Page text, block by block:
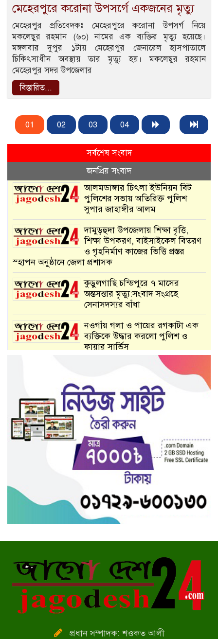
মেহেরপুরে করোনা উপসর্গে একজনের মৃত্যু
মেহেরপুর প্রতিবেদকঃ মেহেরপুরে করোনা উপসর্গ নিয়ে
মকলেছুর রহমান (৬০) নামের এক ব্যক্তির মৃত্যু হয়েছে।
মঙ্গলবার দুপুর ১টায় মেহেরপুর জেনারেল হাসপাতালে
চিকিৎসাধীন অবস্থায় তার মৃত্যু হয়। মকলেছুর রহমান
মেহেরপুর সদর উপজেলার
বিস্তারিত...
01 02 03 04
সর্বশেষ সংবাদ
জনপ্রিয় সংবাদ
আলমডাঙ্গার চিৎলা ইউনিয়ন বিট
পুলিশের সভায় অতিরিক্ত পুলিশ
সুপার জাহাঙ্গীর আলম
দামুড়হুদা উপজেলায় শিক্ষা বৃত্তি,
শিক্ষা উপকরণ, বাইসাইকেল বিতরণ
ও গৃহনির্মাণ কাজের ভিত্তি প্রস্তর
স্হাপন অনুষ্ঠানে জেলা প্রশাসক
কুড়ুলগাছি চন্ডিপুরে ৭ মাসের
অন্তসত্তার মৃত্যু:সংবাদ সংগ্রহে
সেনাসদস্যর বাঁধা
নওগাঁয় গলা ও পায়ের রগকাটা এক
ব্যক্তিকে উদ্ধার করলো পুলিশ ও
ফায়ার সার্ভিস
রাণীনগর উপজেলা আওয়ামী লীগের
সভাপিত হেলাল সম্পাদক দুলু
চুয়াডাঙ্গায় ইঞ্জিনচালিত থ্রি-হুইলার
উল্টে বিস্কুট কোম্পানির এক
বিক্রয়কর্মী নিহত
আরও ৫ জনের মৃত্যু, শনাক্ত ৪১০
কর্মকর্তা-কর্মচারীদের অচেতন করে
ব্যাংক লুটের চেষ্টা
সব সমাধান হয়ে গেছে’
অধীনস্থ পুলিশ সদস্যদের
পেশাদারিত্বের সাথে নিজ নিজ কর্তব্য
সুপার বিপ্লব কুমার সরকার।
প্রধান সম্পাদক: শওকত আলী